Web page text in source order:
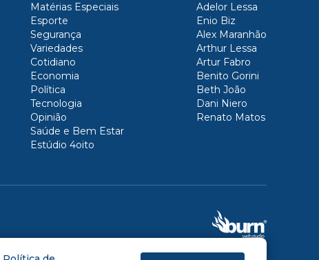
Matérias Especiais
Esporte
Segurança
Variedades
Cotidiano
Economia
Política
Tecnologia
Opinião
Saúde e Bem Estar
Estúdio 4oito
Adelor Lessa
Enio Biz
Alex Maranhão
Arthur Lessa
Artur Fabro
Benito Gorini
Beth João
Dani Niero
Renato Matos